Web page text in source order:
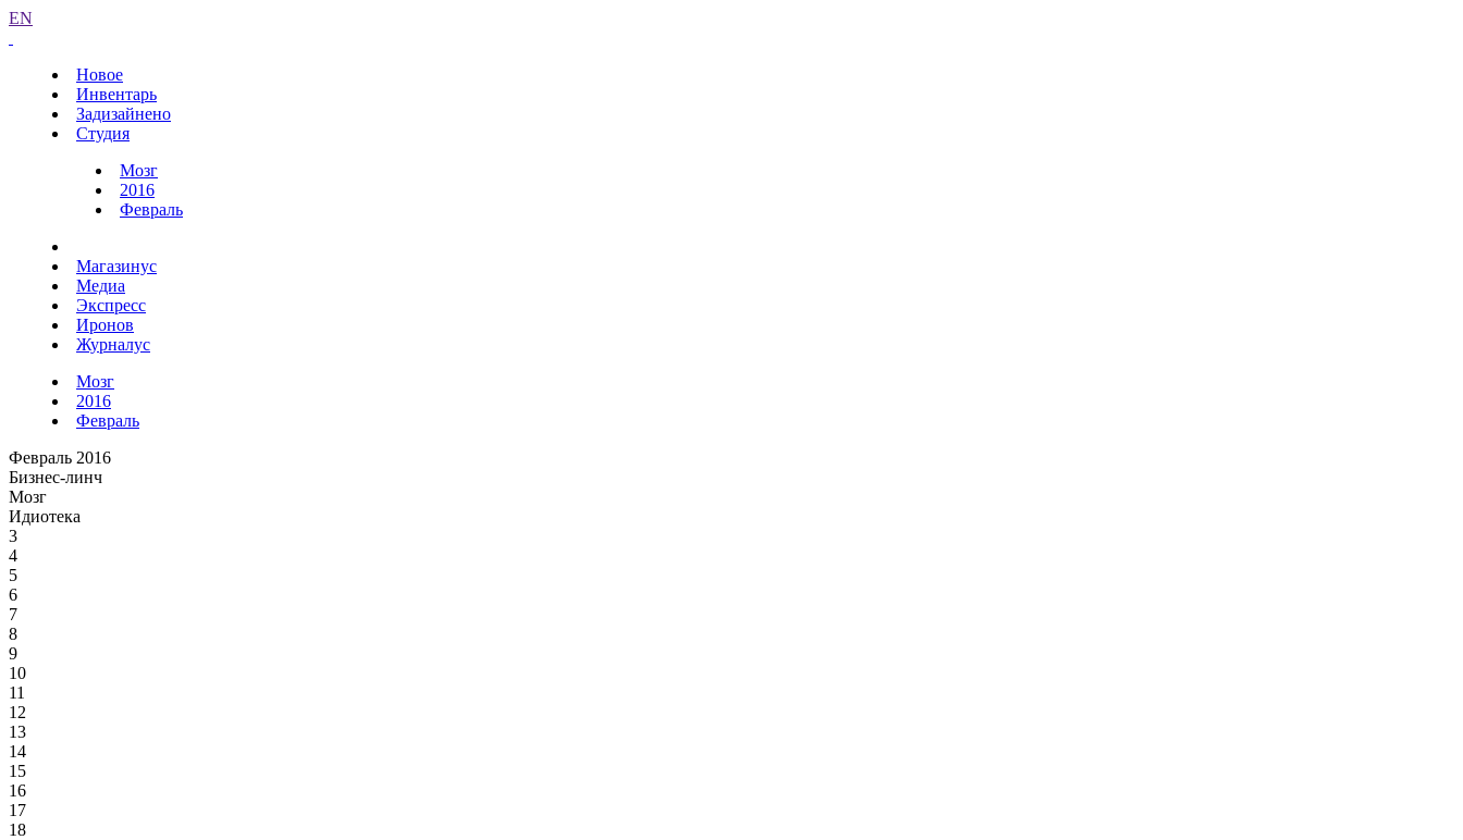
EN
Новое
Инвентарь
Задизайнено
Студия
Мозг
2016
Февраль
Магазинус
Медиа
Экспресс
Иронов
Журналус
Мозг
2016
Февраль
Февраль 2016
Бизнес-линч
Мозг
Идиотека
3
4
5
6
7
8
9
10
11
12
13
14
15
16
17
18